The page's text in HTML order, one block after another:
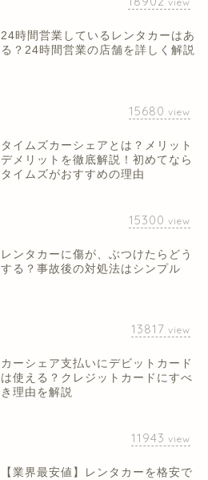
24時間営業しているレンタカーはあ
る？24時間営業の店舗を詳しく解説
15680 view
タイムズカーシェアとは？メリット
デメリットを徹底解説！初めてなら
タイムズがおすすめの理由
15300 view
レンタカーに傷が、ぶつけたらどう
する？事故後の対処法はシンプル
13817 view
カーシェア支払いにデビットカード
は使える？クレジットカードにすべ
き理由を解説
11943 view
【業界最安値】レンタカーを格安で